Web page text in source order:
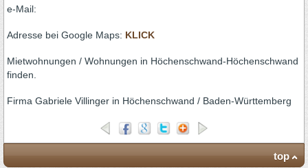
e-Mail:
Adresse bei Google Maps: KLICK
Mietwohnungen / Wohnungen in Höchenschwand-Höchenschwand
finden.
Firma Gabriele Villinger in Höchenschwand / Baden-Württemberg
top